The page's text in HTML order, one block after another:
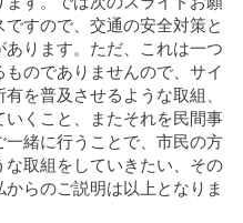
すので、交通の安全対策と
ります。ただ、これは一つ
のでありませんので、サイ
を普及させるような取組、
くこと、またそれを民間事
緒に行うことで、市民の方
取組をしていきたい、その
らのご説明は以上となりま